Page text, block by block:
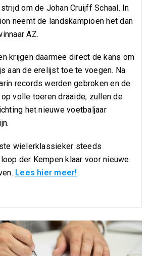
om de Johan Cruijff Schaal. In
neemt de landskampioen het dan
AZ.
krijgen daarmee direct de kans om
aan de erelijst toe te voegen. Na
records werden gebroken en de
volle toeren draaide, zullen de
het nieuwe voetbaljaar
wielerklassieker steeds
der Kempen klaar voor nieuwe
Lees hier meer!